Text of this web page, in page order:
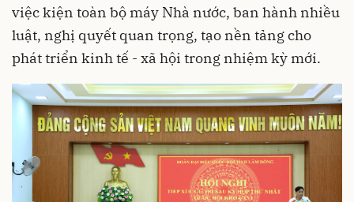
việc kiện toàn bộ máy Nhà nước, ban hành nhiều
luật, nghị quyết quan trọng, tạo nền tảng cho
phát triển kinh tế - xã hội trong nhiệm kỳ mới.